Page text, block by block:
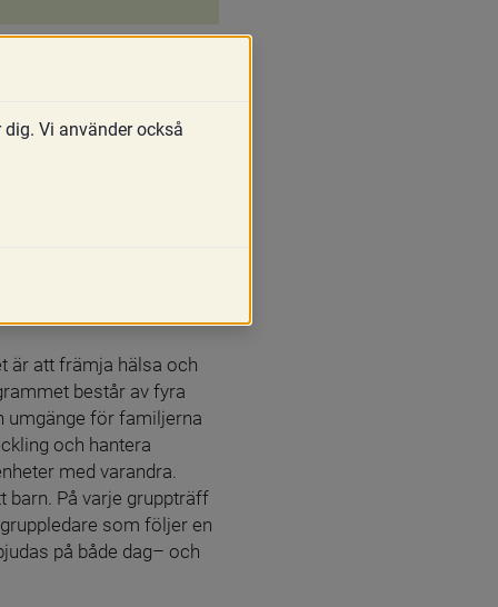
är att främja hälsa och
består av fyra
umgänge för familjerna
och hantera
med varandra.
På varje gruppträff
som följer en
på både dag– och
Vi använder också